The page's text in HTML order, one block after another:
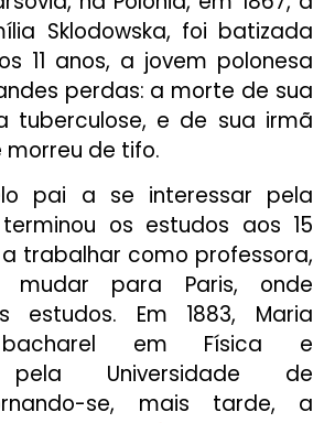
Sklodowska, foi batizada
11 anos, a jovem polonesa
perdas: a morte de sua
tuberculose, e de sua irmã
morreu de tifo.
pai a se interessar pela
os estudos aos 15
trabalhar como professora,
para Paris, onde
estudos. Em 1883, Maria
bacharel em Física e
pela Universidade de
se, mais tarde, a